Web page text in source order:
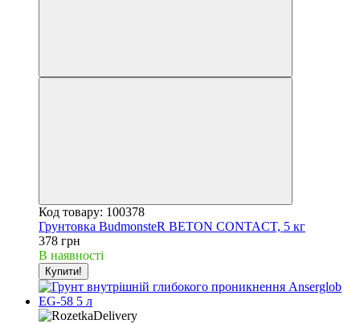
Код товару: 100378
Грунтовка BudmonsteR BETON CONTACT, 5 кг
378 грн
В наявності
Купити!